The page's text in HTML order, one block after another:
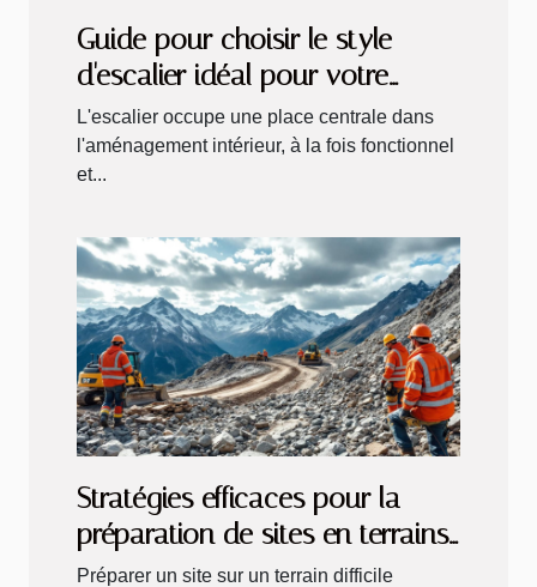
Guide pour choisir le style
d'escalier idéal pour votre
intérieur
L'escalier occupe une place centrale dans
l'aménagement intérieur, à la fois fonctionnel
et...
Stratégies efficaces pour la
préparation de sites en terrains
difficiles
Préparer un site sur un terrain difficile